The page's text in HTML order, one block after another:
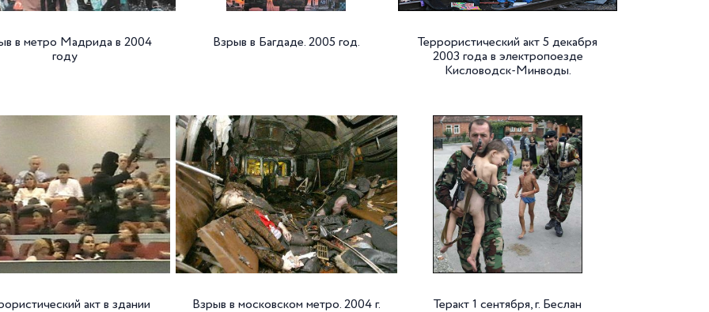
в метро Мадрида в 2004
году
Взрыв в Багдаде. 2005 год.
Террористический акт 5 декабря
2003 года в электропоезде
Кисловодск-Минводы.
акт в здании
Взрыв в московском метро. 2004 г. Теракт 1 сентября, г. Беслан